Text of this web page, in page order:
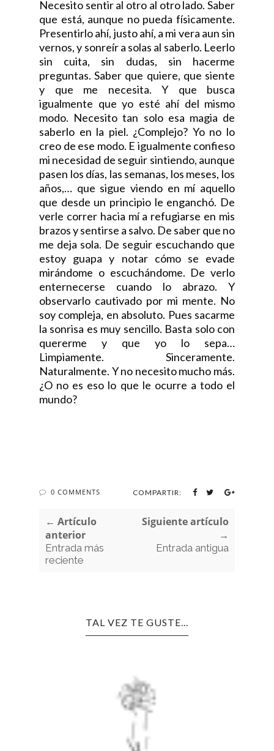
Necesito sentir al otro al otro lado. Saber
que está, aunque no pueda físicamente.
Presentirlo ahí, justo ahí, a mi vera aun sin
vernos, y sonreír a solas al saberlo. Leerlo
sin cuita, sin dudas, sin hacerme
preguntas. Saber que quiere, que siente
y que me necesita. Y que busca
igualmente que yo esté ahí del mismo
modo. Necesito tan solo esa magia de
saberlo en la piel. ¿Complejo? Yo no lo
creo de ese modo. E igualmente confieso
mi necesidad de seguir sintiendo, aunque
pasen los días, las semanas, los meses, los
años,… que sigue viendo en mí aquello
que desde un principio le enganchó. De
verle correr hacia mí a refugiarse en mis
brazos y sentirse a salvo. De saber que no
me deja sola. De seguir escuchando que
estoy guapa y notar cómo se evade
mirándome o escuchándome. De verlo
enternecerse cuando lo abrazo. Y
observarlo cautivado por mi mente. No
soy compleja, en absoluto. Pues sacarme
la sonrisa es muy sencillo. Basta solo con
quererme y que yo lo sepa…
Limpiamente. Sinceramente.
Naturalmente. Y no necesito mucho más.
¿O no es eso lo que le ocurre a todo el
mundo?
0 COMMENTS COMPARTIR:
← Artículo
anterior
Entrada más
reciente
Siguiente artículo
→
Entrada antigua
TAL VEZ TE GUSTE...